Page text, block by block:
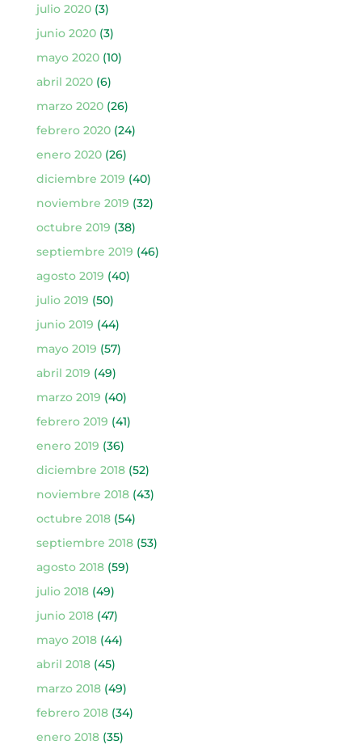
julio 2020(3)
junio 2020(3)
mayo 2020(10)
abril 2020(6)
marzo 2020(26)
febrero 2020(24)
enero 2020(26)
diciembre 2019 (40)
noviembre 2019 (32)
octubre 2019 (38)
septiembre 2019 (46)
agosto 2019 (40)
julio 2019 (50)
junio 2019 (44)
mayo 2019 (57)
abril 2019 (49)
marzo 2019 (40)
febrero 2019 (41)
enero 2019 (36)
diciembre 2018(52)
noviembre 2018(43)
octubre 2018(54)
septiembre 2018(53)
agosto 2018(59)
julio 2018(49)
junio 2018(47)
mayo 2018(44)
abril 2018(45)
marzo 2018(49)
febrero 2018(34)
enero 2018(35)